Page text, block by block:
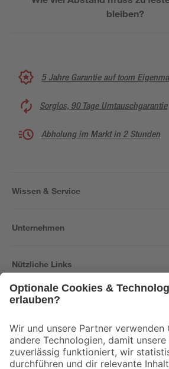
bleiben?
5 Jahre Garantie auf toom
Sorglos, 90 Tage Umtauschgarantie
Abholung im Markt in 2 Stunden
Wissen & Service
Unternehmen
Nützliche Links
Der toom Newsletter: Keine Angebote und
Zur Newsletter Anmeldung